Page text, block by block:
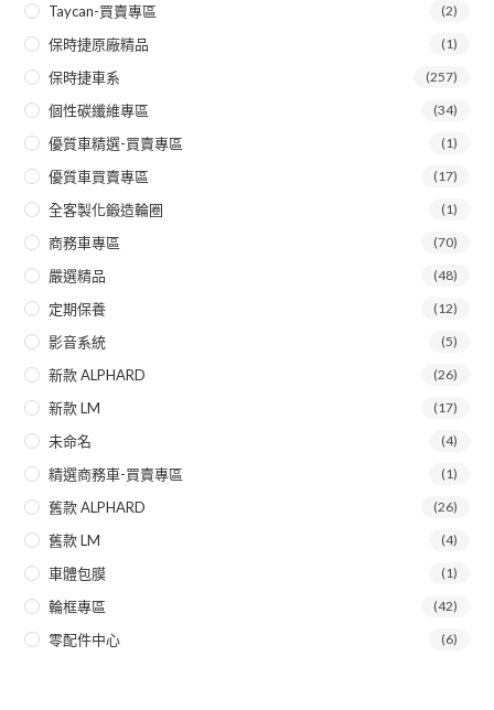
Taycan-買賣專區 (2)
保時捷原廠精品 (1)
保時捷車系 (257)
個性碳纖維專區 (34)
優質車精選-買賣專區 (1)
優質車買賣專區 (17)
全客製化鍛造輪圈 (1)
商務車專區 (70)
嚴選精品 (48)
定期保養 (12)
影音系統 (5)
新款 ALPHARD (26)
新款 LM (17)
未命名 (4)
精選商務車-買賣專區 (1)
舊款 ALPHARD (26)
舊款 LM (4)
車體包膜 (1)
輪框專區 (42)
零配件中心 (6)